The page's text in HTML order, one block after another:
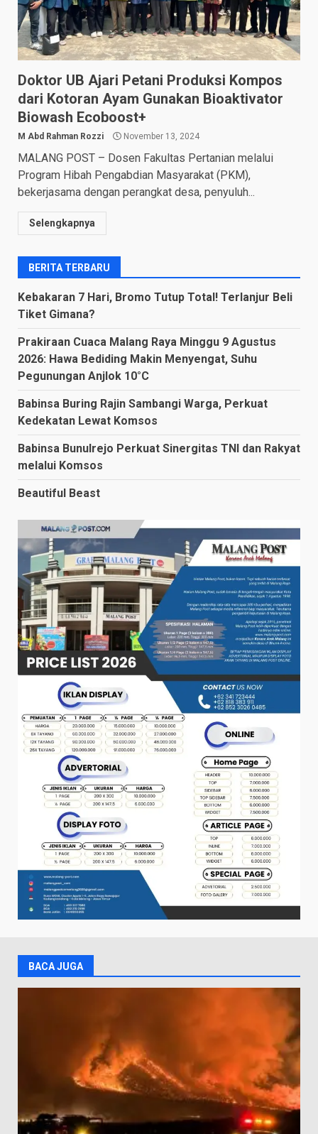
Doktor UB Ajari Petani Produksi Kompos
dari Kotoran Ayam Gunakan Bioaktivator
Biowash Ecoboost+
M Abd Rahman Rozzi November 13, 2024
MALANG POST – Dosen Fakultas Pertanian melalui
Program Hibah Pengabdian Masyarakat (PKM),
bekerjasama dengan perangkat desa, penyuluh...
Selengkapnya
BERITA TERBARU
Kebakaran 7 Hari, Bromo Tutup Total! Terlanjur Beli
Tiket Gimana?
Prakiraan Cuaca Malang Raya Minggu 9 Agustus
2026: Hawa Bediding Makin Menyengat, Suhu
Pegunungan Anjlok 10°C
Babinsa Buring Rajin Sambangi Warga, Perkuat
Kedekatan Lewat Komsos
Babinsa Bunulrejo Perkuat Sinergitas TNI dan Rakyat
melalui Komsos
Beautiful Beast
BACA JUGA